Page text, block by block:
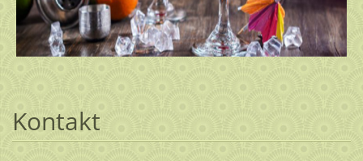
Kontakt